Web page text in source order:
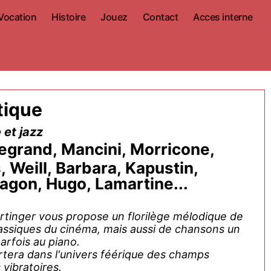
Histoire Jouez Contact Acces interne
et jazz
Mancini, Morricone,
Weill, Barbara, Kapustin,
Hugo, Lamartine...
vous propose un florilège mélodique de
du cinéma, mais aussi de chansons un
au piano.
dans l'univers féérique des champs